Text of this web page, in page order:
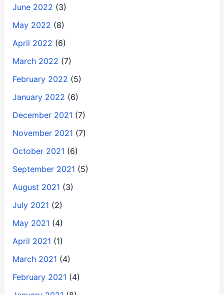
June 2022 (3)
May 2022 (8)
April 2022 (6)
March 2022 (7)
February 2022 (5)
January 2022 (6)
December 2021 (7)
November 2021 (7)
October 2021 (6)
September 2021 (5)
August 2021 (3)
July 2021 (2)
May 2021 (4)
April 2021 (1)
March 2021 (4)
February 2021 (4)